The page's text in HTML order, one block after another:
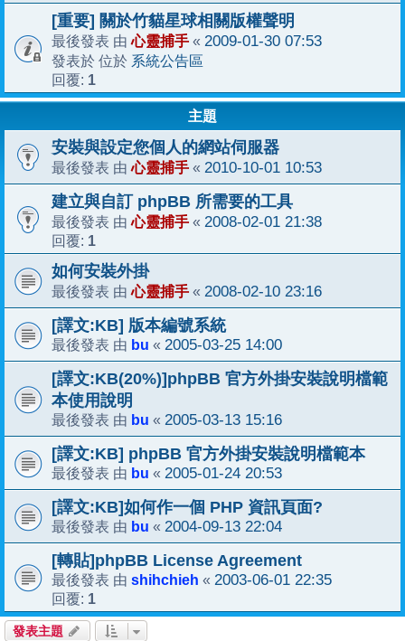
[重要] 關於竹貓星球相關版權聲明
最後發表 由心靈捕手 « 2009-01-30 07:53
發表於 位於 系統公告區
回覆: 1
主題
安裝與設定您個人的網站伺服器
最後發表 由心靈捕手 « 2010-10-01 10:53
建立與自訂 phpBB 所需要的工具
最後發表 由心靈捕手 « 2008-02-01 21:38
回覆: 1
如何安裝外掛
最後發表 由心靈捕手 « 2008-02-10 23:16
[譯文:KB] 版本編號系統
最後發表 由 bu « 2005-03-25 14:00
[譯文:KB(20%)]phpBB 官方外掛安裝說明檔範
本使用說明
最後發表 由 bu « 2005-03-13 15:16
[譯文:KB] phpBB 官方外掛安裝說明檔範本
最後發表 由 bu « 2005-01-24 20:53
[譯文:KB]如何作一個 PHP 資訊頁面?
最後發表 由 bu « 2004-09-13 22:04
[轉貼]phpBB License Agreement
最後發表 由 shihchieh « 2003-06-01 22:35
回覆: 1
發表主題